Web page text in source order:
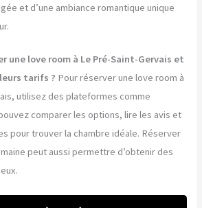
et d’une ambiance romantique unique
une love room à Le Pré-Saint-Gervais et
tarifs ? Pour réserver une love room à
utilisez des plateformes comme
comparer les options, lire les avis et
pour trouver la chambre idéale. Réserver
peut aussi permettre d’obtenir des